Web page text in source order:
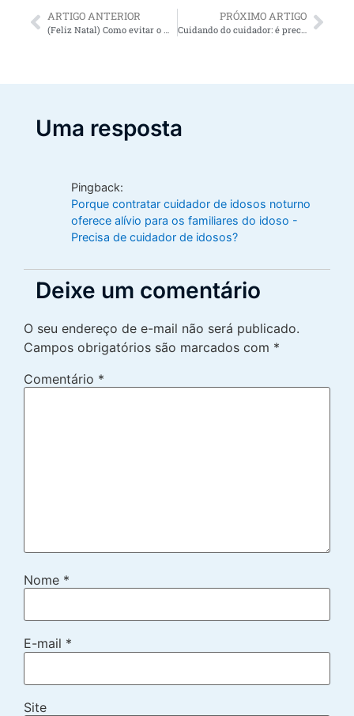
ARTIGO ANTERIOR PRÓXIMO ARTIGO
Cuidando do cuidador: é preciso pensar no cuidador de idosos para se pensar nos idosos
Uma resposta
Pingback:
Porque contratar cuidador de idosos noturno
oferece alívio para os familiares do idoso -
Precisa de cuidador de idosos?
Deixe um comentário
O seu endereço de e-mail não será publicado.
Campos obrigatórios são marcados com *
Comentário *
Nome *
E-mail *
Site